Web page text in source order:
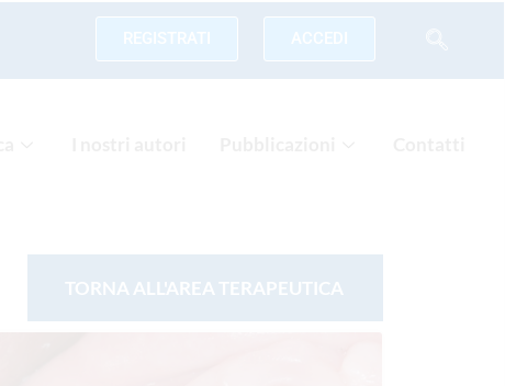
REGISTRATI ACCEDI